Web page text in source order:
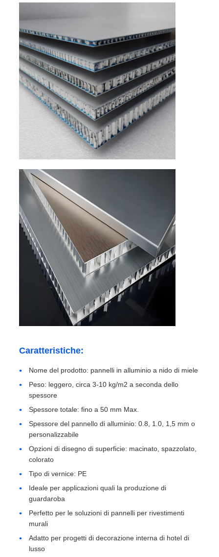
Casa.
Prodotti
Chi Siamo
Visita alla fabbrica
Controllo di qualità
Contattaci
Notizie
Chiedi un preventivo
Cerchio di alluminio
Bobina in alluminio rivestito a colori
bobina di alluminio
Bobina di alluminio della striscia
Piastra a scacchi in alluminio
Alluminio impresso
Caratteristiche:
Nome del prodotto: pannelli in alluminio a nido di miele
Peso: leggero, circa 3-10 kg/m2 a seconda dello
spessore
Spessore totale: fino a 50 mm Max.
Spessore del pannello di alluminio: 0.8, 1.0, 1,5 mm o
personalizzabile
Opzioni di disegno di superficie: macinato, spazzolato,
colorato
Tipo di vernice: PE
Ideale per applicazioni quali la produzione di
guardaroba
Perfetto per le soluzioni di pannelli per rivestimenti
murali
Adatto per progetti di decorazione interna di hotel di
lusso